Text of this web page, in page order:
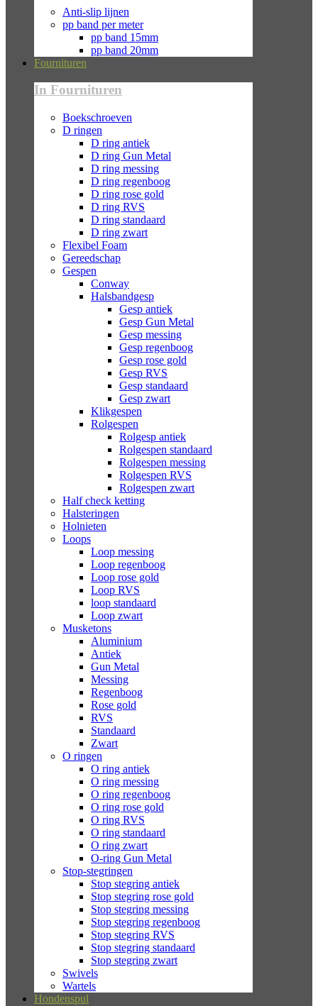
Anti-slip lijnen
pp band per meter
pp band 15mm
pp band 20mm
Fournituren
In Fournituren
Boekschroeven
D ringen
D ring antiek
D ring Gun Metal
D ring messing
D ring regenboog
D ring rose gold
D ring RVS
D ring standaard
D ring zwart
Flexibel Foam
Gereedschap
Gespen
Conway
Halsbandgesp
Gesp antiek
Gesp Gun Metal
Gesp messing
Gesp regenboog
Gesp rose gold
Gesp RVS
Gesp standaard
Gesp zwart
Klikgespen
Rolgespen
Rolgesp antiek
Rolgespen standaard
Rolgespen messing
Rolgespen RVS
Rolgespen zwart
Half check ketting
Halsteringen
Holnieten
Loops
Loop messing
Loop regenboog
Loop rose gold
Loop RVS
loop standaard
Loop zwart
Musketons
Aluminium
Antiek
Gun Metal
Messing
Regenboog
Rose gold
RVS
Standaard
Zwart
O ringen
O ring antiek
O ring messing
O ring regenboog
O ring rose gold
O ring RVS
O ring standaard
O ring zwart
O-ring Gun Metal
Stop-stegringen
Stop stegring antiek
Stop stegring rose gold
Stop stegring messing
Stop stegring regenboog
Stop stegring RVS
Stop stegring standaard
Stop stegring zwart
Swivels
Wartels
Hondenspul